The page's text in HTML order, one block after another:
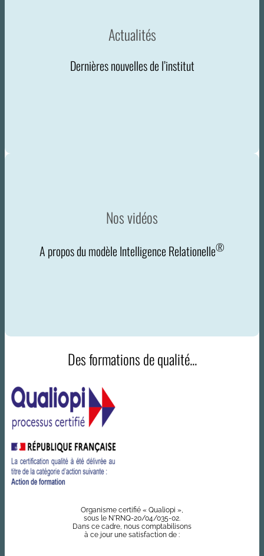
Actualités
Dernières nouvelles de l’institut
Nos vidéos
A propos du modèle Intelligence Relationelle®
Des formations de qualité...
Organisme certifié « Qualiopi »,
sous le N°RNQ-20/04/035-02.
Dans ce cadre, nous comptabilisons
à ce jour une satisfaction de :